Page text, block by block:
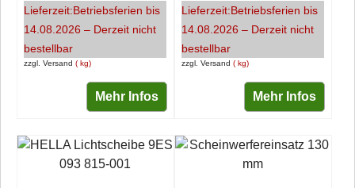
zzgl. Versand kg
Lieferzeit:Betriebsferien bis
14.08.2026 – Derzeit nicht
bestellbar
Mehr Infos
zzgl. Versand kg
Lieferzeit:Betriebsferien bis
14.08.2026 – Derzeit nicht
bestellbar
Mehr Infos